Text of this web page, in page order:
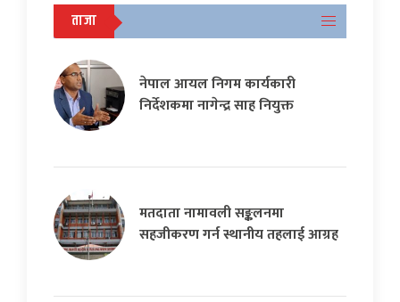
ताजा
नेपाल आयल निगम कार्यकारी
निर्देशकमा नागेन्द्र साह नियुक्त
मतदाता नामावली सङ्कलनमा
सहजीकरण गर्न स्थानीय तहलाई आग्रह